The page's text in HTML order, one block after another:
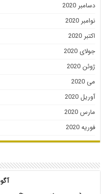
دسامبر 2020
نوامبر 2020
اکتبر 2020
جولای 2020
ژوئن 2020
می 2020
آوریل 2020
مارس 2020
فوریه 2020